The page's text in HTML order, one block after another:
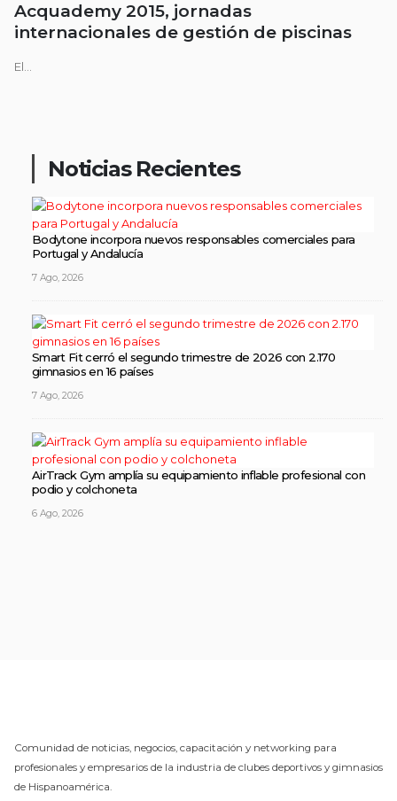
Acquademy 2015, jornadas
internacionales de gestión de piscinas
El...
Noticias Recientes
Bodytone incorpora nuevos responsables comerciales para
Portugal y Andalucía
7 Ago, 2026
Smart Fit cerró el segundo trimestre de 2026 con 2.170
gimnasios en 16 países
7 Ago, 2026
AirTrack Gym amplía su equipamiento inflable profesional con
podio y colchoneta
6 Ago, 2026
Comunidad de noticias, negocios, capacitación y networking para
profesionales y empresarios de la industria de clubes deportivos y gimnasios
de Hispanoamérica.